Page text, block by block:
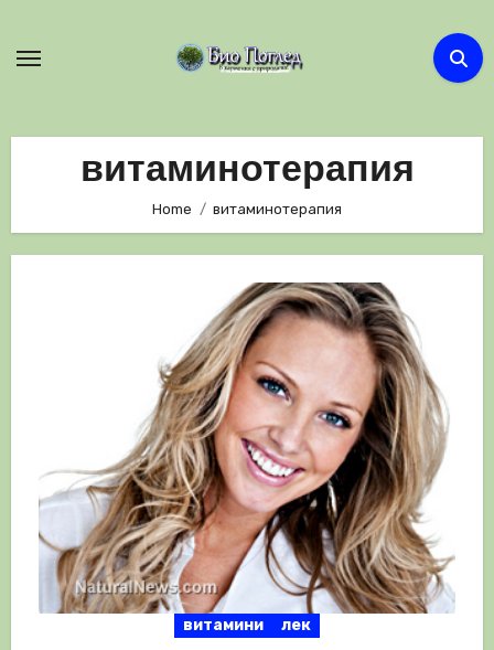
витаминотерапия
Home витаминотерапия
витамини лек